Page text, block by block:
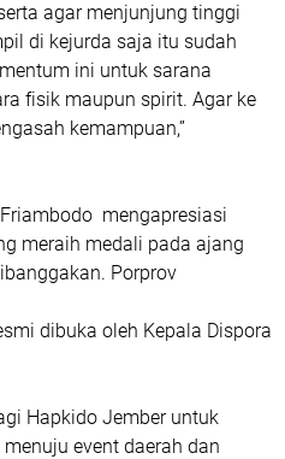
agar menjunjung tinggi
di kejurda saja itu sudah
ini untuk sarana
fisik maupun spirit. Agar ke
kemampuan,”
mengapresiasi
meraih medali pada ajang
Porprov
dibuka oleh Kepala Dispora
Hapkido Jember untuk
event daerah dan